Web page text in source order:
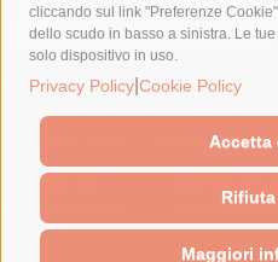
cliccando sul link "Preferenze
dello scudo in basso a sinistra. Le
solo dispositivo in uso.
Privacy Policy Cookie Policy
Accetta
Maggiori
© 2015 SorrentoPress. All rights
Il giornale online della Penisola
Cookie Policy